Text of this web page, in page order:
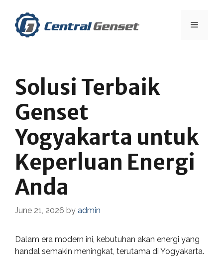
content
Menu
Solusi Terbaik
Genset
Yogyakarta untuk
Keperluan Energi
Anda
June 21, 2026 by admin
Dalam era modern ini, kebutuhan akan energi yang
handal semakin meningkat, terutama di Yogyakarta.